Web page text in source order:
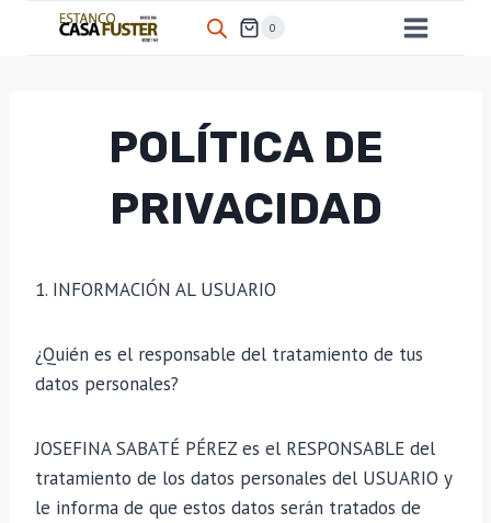
0
POLÍTICA DE
PRIVACIDAD
1. INFORMACIÓN AL USUARIO
¿Quién es el responsable del tratamiento de tus
datos personales?
JOSEFINA SABATÉ PÉREZ es el RESPONSABLE del
tratamiento de los datos personales del USUARIO y
le informa de que estos datos serán tratados de